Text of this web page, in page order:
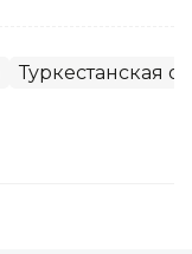
Туркестанская